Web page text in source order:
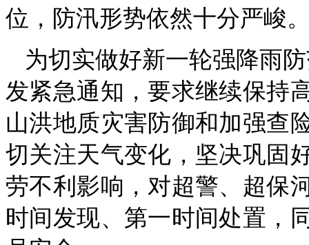
位，防汛形势依然十分严峻
为切实做好新一轮强降雨
发紧急通知，要求继续保持
山洪地质灾害防御和加强查
切关注天气变化，坚决巩固
劳不利影响，对超警、超保
时间发现、第一时间处置，